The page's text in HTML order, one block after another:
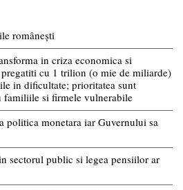
românești
in criza economica si
cu 1 trilion (o mie de miliarde)
in dificultate; prioritatea sunt
familiile si firmele vulnerabile
politica monetara iar Guvernului sa
sectorul public si legea pensiilor ar